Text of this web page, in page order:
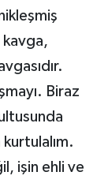
kavga,
Biraz
kurtulalım.
işin ehli ve